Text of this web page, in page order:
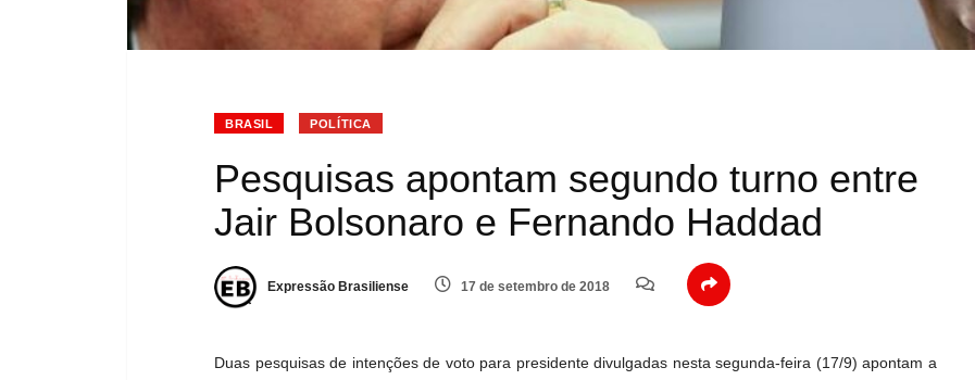
BRASIL POLÍTICA
Pesquisas apontam segundo turno entre
Jair Bolsonaro e Fernando Haddad
Expressão Brasiliense 17 de setembro de 2018
Duas pesquisas de intenções de voto para presidente divulgadas nesta segunda-feira (17/9) apontam a